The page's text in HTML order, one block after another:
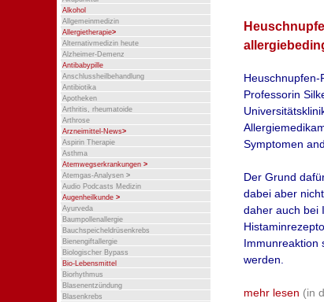
Alkohol
Allgemeinmedizin
Allergietherapie>
Alternativmedizin heute
Alzheimer-Demenz
Antibabypille
Anschlussheilbehandlung
Antibiotika
Apotheken
Arthritis, rheumatoide
Arthrose
Arzneimittel-News>
Aspirin Therapie
Asthma
Atemwegserkrankungen >
Atemgas-Analysen >
Audio Podcasts Medizin
Augenheilkunde >
Ayurveda
Baumpollenallergie
Bauchspeicheldrüsenkrebs
Bienengiftallergie
Biologischer Bypass
Bio-Lebensmittel
Biorhythmus
Blasenentzündung
Blasenkrebs
Heuschnupfen-
Professorin
Symptomen
Der Grund
dabei aber
daher auch bei
Immunreaktion
werden.
mehr lesen (in